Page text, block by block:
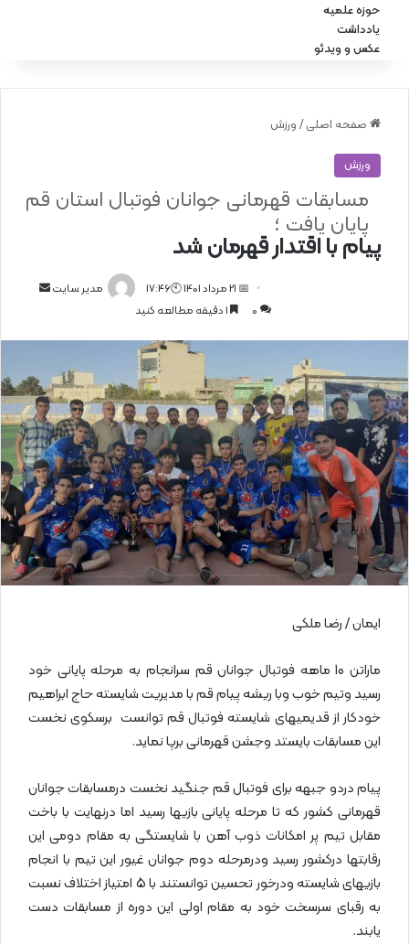
حوزه علمیه
یادداشت
عکس و ویدئو
صفحه اصلی / ورزش
ورزش
پیام با اقتدار قهرمان شد
مسابقات قهرمانی جوانان فوتبال استان قم
پایان یافت ؛
مدیر سایت
ل
ا
ی
م
ی
ل
📅 21 مرداد 1401 🕙17:46
0
ایمان / رضا ملکی
ماراتن 10 ماهه فوتبال جوانان قم سرانجام به مرحله پایانی خود
رسید وتیم خوب وبا ریشه پیام قم با مدیریت شایسته حاج ابراهیم
خودکار از قدیمیهای شایسته فوتبال قم توانست برسکوی نخست
این مسابقات بایستد وجشن قهرمانی برپا نماید.
پیام دردو جبهه برای فوتبال قم جنگید نخست درمسابقات جوانان
قهرمانی کشور که تا مرحله پایانی بازیها رسید اما درنهایت با باخت
مقابل تیم پر امکانات ذوب آهن با شایستگی به مقام دومی این
رقابتها درکشور رسید ودرمرحله دوم جوانان غیور این تیم با انجام
بازیهای شایسته ودرخور تحسین توانستند با 5 امتیاز اختلاف نسبت
به رقبای سرسخت خود به مقام اولی این دوره از مسابقات دست
یابند.